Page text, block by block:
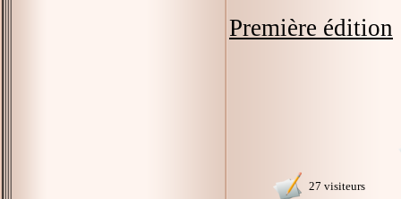
Première édition
27 visiteurs